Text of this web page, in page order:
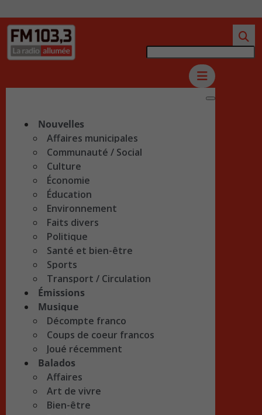
Nouvelles
Affaires municipales
Communauté / Social
Culture
Économie
Éducation
Environnement
Faits divers
Politique
Santé et bien-être
Sports
Transport / Circulation
Émissions
Musique
Décompte franco
Coups de coeur francos
Joué récemment
Balados
Affaires
Art de vivre
Bien-être